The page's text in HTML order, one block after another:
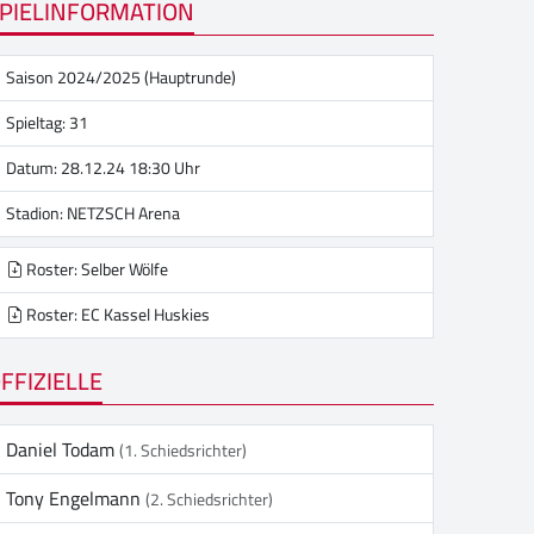
Saison 2024/2025 (Hauptrunde)
Spieltag: 31
Datum: 28.12.24 18:30 Uhr
Stadion:NETZSCH Arena
Roster: Selber Wölfe
Roster: EC Kassel Huskies
Daniel Todam(1. Schiedsrichter)
Tony Engelmann(2. Schiedsrichter)